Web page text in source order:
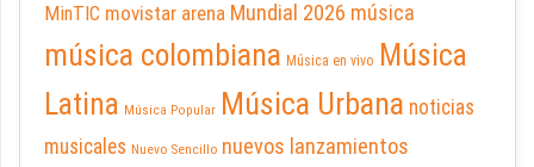
MinTIC movistar arena Mundial 2026 música
música colombiana Música en vivo Música
Latina Música Popular Música Urbana noticias
musicales Nuevo Sencillo nuevos lanzamientos